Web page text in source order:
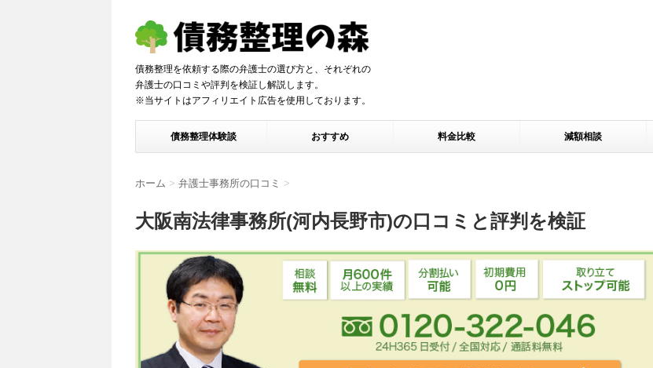
債務整理を依頼する際の弁護士の選び方と、それぞれの
弁護士の口コミや評判を検証し解説します。
※当サイトはアフィリエイト広告を使用しております。
債務整理体験談 おすすめ 料金比較 減額相談
ホーム > 弁護士事務所の口コミ >
大阪南法律事務所(河内長野市)の口コミと評判を検証